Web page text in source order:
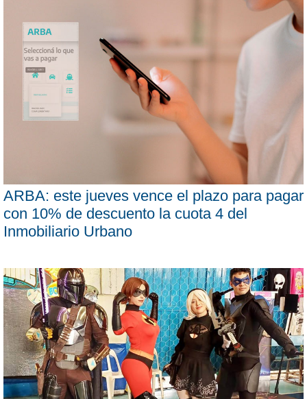
ARBA: este jueves vence el plazo para pagar
con 10% de descuento la cuota 4 del
Inmobiliario Urbano